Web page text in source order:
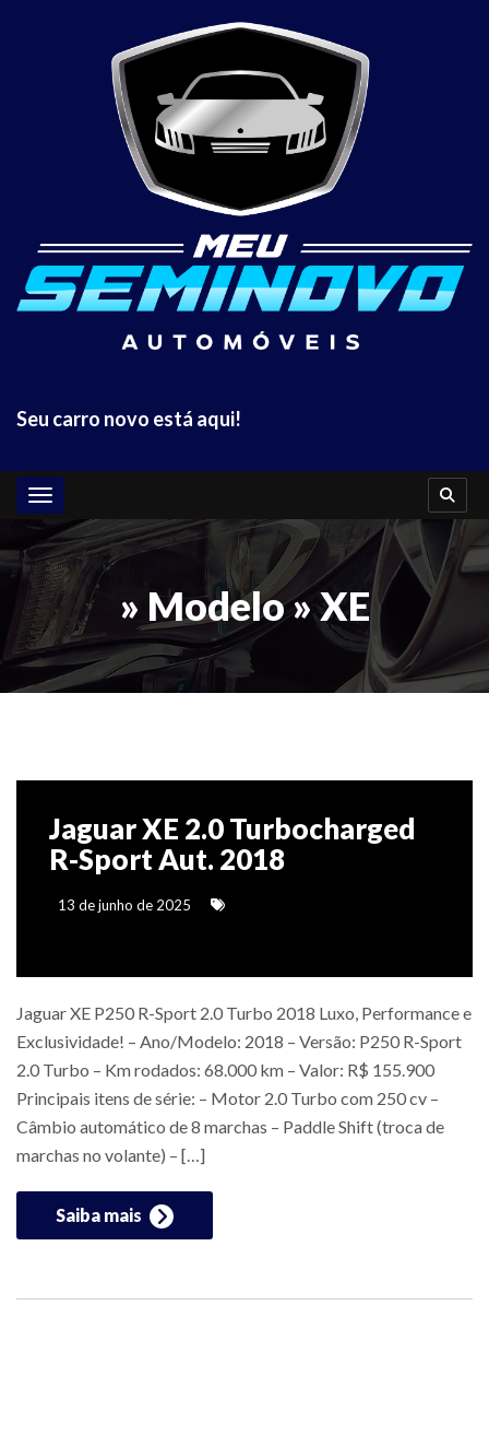
Seu carro novo está aqui!
Toggle navigation
» Modelo » XE
Jaguar XE 2.0 Turbocharged
R-Sport Aut. 2018
13 de junho de 2025
Jaguar XE P250 R-Sport 2.0 Turbo 2018 Luxo, Performance e
Exclusividade! – Ano/Modelo: 2018 – Versão: P250 R-Sport
2.0 Turbo – Km rodados: 68.000 km – Valor: R$ 155.900
Principais itens de série: – Motor 2.0 Turbo com 250 cv –
Câmbio automático de 8 marchas – Paddle Shift (troca de
marchas no volante) – […]
Saiba mais